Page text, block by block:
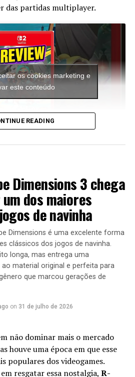
de Robotnik é governar o
as poderosas Esmeraldas do
12 Novos Jogos do Sonic
das partidas multiplayer.
os cookies marketing e
este conteúdo
para ilhas inéditas e diferentes
armas, aprimorar os
e completar diversas
em estrutura. Algumas
grandes hordas de inimigos
outras acontecem em
de desafios, incluindo
e torres que precisam ser
limite de tempo para que a
READING
Dimensions 3 chega
dos maiores
de navinha
Dimensions é uma excelente forma
clássicos dos jogos de navinha.
longa, mas entrega uma
material original e perfeita para
que marcou gerações de
on 31 de julho de 2026
não dominar mais o mercado
houve uma época em que esse
populares dos videogames.
resgatar essa nostalgia, R-